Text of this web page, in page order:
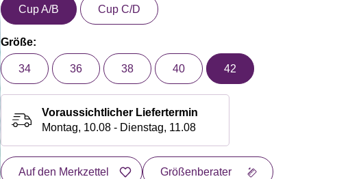
Cup A/B Cup C/D
Größe:
34 36 38 40 42
Voraussichtlicher Liefertermin
Montag, 10.08 - Dienstag, 11.08
Auf den Merkzettel Größenberater